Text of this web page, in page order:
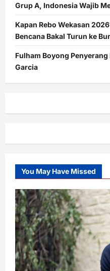
Grup A, Indonesia Wajib
Kapan Rebo Wekasan
Bencana Bakal Turun ke
Fulham Boyong
Garcia
You May Have Missed